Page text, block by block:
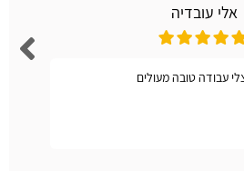
אלי עובדיה
עבודה טובה מעולים